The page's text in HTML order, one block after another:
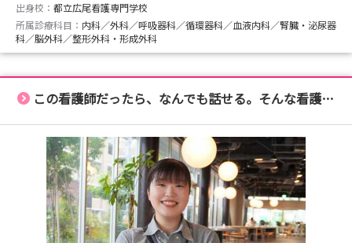
いただけたら嬉しいです。
「おうちにかえろう。病院」アカウント
YouTubeアカウント
https://www.youtube.com/@teambluechannel
出身校： 都立広尾看護専門学校
所属診療科目： 内科／外科／呼吸器科／循環器科／血液内科／腎臓・泌尿器
科／脳外科／整形外科・形成外科
この看護師だったら、なんでも話せる。そんな看護師になりたい。